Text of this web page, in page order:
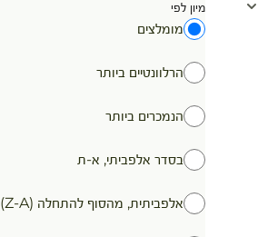
מיון לפי
מומלצים
הרלוונטיים ביותר
הנמכרים ביותר
בסדר אלפביתי, א-ת
אלפביתית, מהסוף להתחלה (Z-A)